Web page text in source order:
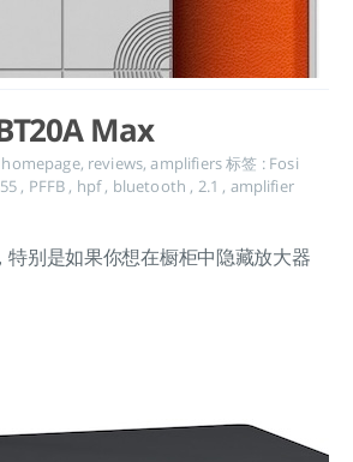
Max
homepage, reviews,amplifiers标签 : Fosi
, PFFB , hpf, bluetooth , 2.1 , amplifier
特别是如果你想在橱柜中隐藏放大器